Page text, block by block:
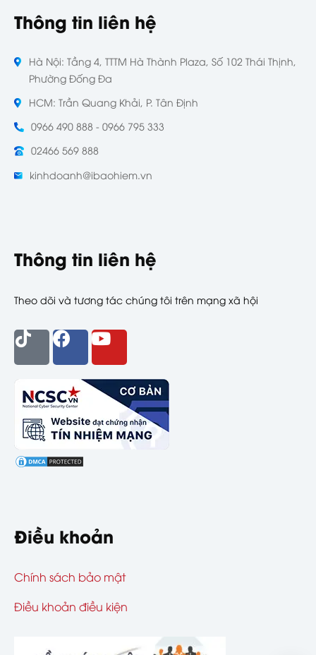
Thông tin liên hệ
Hà Nội: Tầng 4, TTTM Hà Thành Plaza, Số 102 Thái Thịnh,
Phường Đống Đa
HCM: Trần Quang Khải, P. Tân Định
0966 490 888 - 0966 795 333
02466 569 888
kinhdoanh@ibaohiem.vn
Thông tin liên hệ
Theo dõi và tương tác chúng tôi trên mạng xã hội
Điều khoản
Chính sách bảo mật
Điều khoản điều kiện